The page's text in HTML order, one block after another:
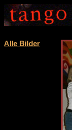
Alle Bilder